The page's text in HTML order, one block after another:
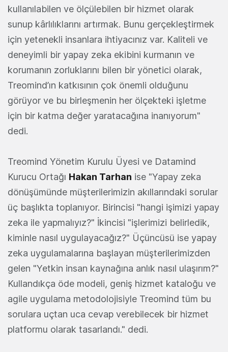
kullanılabilen ve ölçülebilen bir hizmet olarak
sunup kârlılıklarını artırmak. Bunu gerçekleştirmek
için yetenekli insanlara ihtiyacınız var. Kaliteli ve
deneyimli bir yapay zeka ekibini kurmanın ve
korumanın zorluklarını bilen bir yönetici olarak,
Treomind’ın katkısının çok önemli olduğunu
görüyor ve bu birleşmenin her ölçekteki işletme
için bir katma değer yaratacağına inanıyorum"
dedi.
Treomind Yönetim Kurulu Üyesi ve Datamind
Kurucu Ortağı Hakan Tarhan ise "Yapay zeka
dönüşümünde müşterilerimizin akıllarındaki sorular
üç başlıkta toplanıyor. Birincisi "hangi işimizi yapay
zeka ile yapmalıyız?" İkincisi "işlerimizi belirledik,
kiminle nasıl uygulayacağız?" Üçüncüsü ise yapay
zeka uygulamalarına başlayan müşterilerimizden
gelen "Yetkin insan kaynağına anlık nasıl ulaşırım?"
Kullandıkça öde modeli, geniş hizmet kataloğu ve
agile uygulama metodolojisiyle Treomind tüm bu
sorulara uçtan uca cevap verebilecek bir hizmet
platformu olarak tasarlandı." dedi.